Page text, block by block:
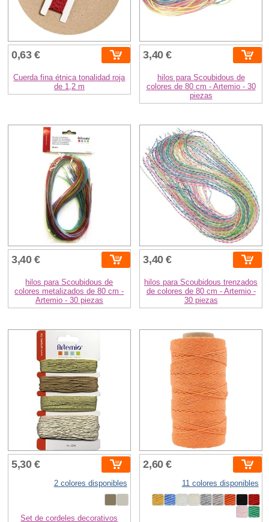
0,63 €
Cuerda fina étnica tonalidad roja
de 1,2 m
3,40 €
hilos para Scoubidous de
colores de 80 cm - Artemio - 30
piezas
3,40 €
hilos para Scoubidous de
colores metalizados de 80 cm -
Artemio - 30 piezas
3,40 €
hilos para Scoubidous trenzados
de colores de 80 cm - Artemio -
30 piezas
5,30 €
2 colores disponibles
Set de cordeles decorativos
2,60 €
11 colores disponibles